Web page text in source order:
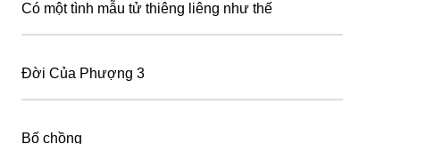
Có một tình mẫu tử thiêng liêng như thế
Đời Của Phượng 3
Bố chồng